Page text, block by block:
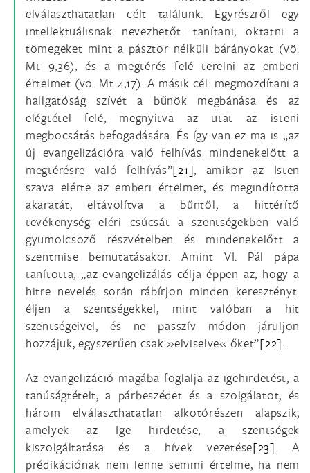
elválaszthatatlan célt találunk. Egyrészről egy
intellektuálisnak nevezhetőt: tanítani, oktatni a
tömegeket mint a pásztor nélküli bárányokat (vö.
Mt 9,36), és a megtérés felé terelni az emberi
értelmet (vö. Mt 4,17). A másik cél: megmozdítani a
hallgatóság szívét a bűnök megbánása és az
elégtétel felé, megnyitva az utat az isteni
megbocsátás befogadására. És így van ez ma is „az
új evangelizációra való felhívás mindenekelőtt a
megtérésre való felhívás”[21], amikor az Isten
szava elérte az emberi értelmet, és megindította
akaratát, eltávolítva a bűntől, a hittérítő
tevékenység eléri csúcsát a szentségekben való
gyümölcsöző részvételben és mindenekelőtt a
szentmise bemutatásakor. Amint VI. Pál pápa
tanította, „az evangelizálás célja éppen az, hogy a
hitre nevelés során rábírjon minden keresztényt:
éljen a szentségekkel, mint valóban a hit
szentségeivel, és ne passzív módon járuljon
hozzájuk, egyszerűen csak »elviselve« őket”[22].
Az evangelizáció magába foglalja az igehirdetést, a
tanúságtételt, a párbeszédet és a szolgálatot, és
három elválaszthatatlan alkotórészen alapszik,
amelyek az Ige hirdetése, a szentségek
kiszolgáltatása és a hívek vezetése[23]. A
prédikációnak nem lenne semmi értelme, ha nem